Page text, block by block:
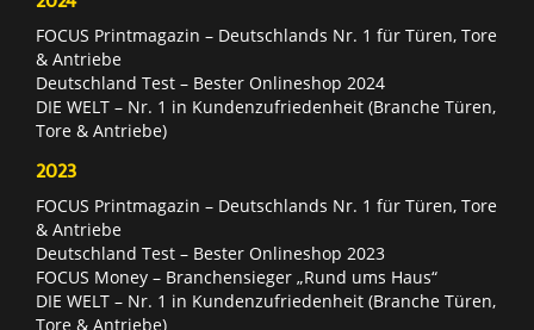
FOCUS Printmagazin – Deutschlands Nr. 1 für Türen, Tore
& Antriebe
Deutschland Test – Bester Onlineshop 2024
DIE WELT – Nr. 1 in Kundenzufriedenheit (Branche Türen,
Tore & Antriebe)
2023
FOCUS Printmagazin – Deutschlands Nr. 1 für Türen, Tore
& Antriebe
Deutschland Test – Bester Onlineshop 2023
FOCUS Money – Branchensieger „Rund ums Haus“
DIE WELT – Nr. 1 in Kundenzufriedenheit (Branche Türen,
Tore & Antriebe)